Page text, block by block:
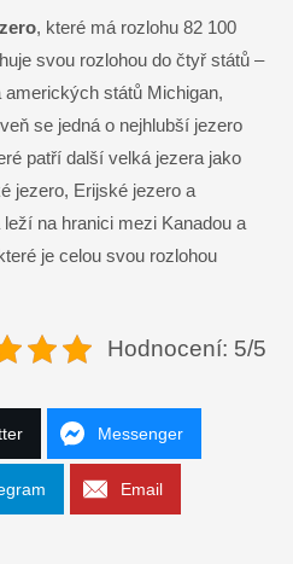
, které má rozlohu 82 100
svou rozlohou do čtyř států –
států Michigan,
se jedná o nejhlubší jezero
patří další velká jezera jako
jezero, Erijské jezero a
na hranici mezi Kanadou a
je celou svou rozlohou
Hodnocení: 5/5
Messenger
Email